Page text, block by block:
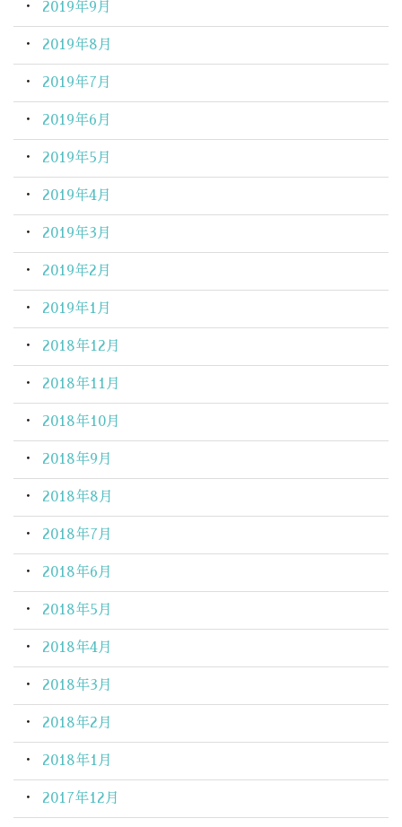
2019年9月
2019年8月
2019年7月
2019年6月
2019年5月
2019年4月
2019年3月
2019年2月
2019年1月
2018年12月
2018年11月
2018年10月
2018年9月
2018年8月
2018年7月
2018年6月
2018年5月
2018年4月
2018年3月
2018年2月
2018年1月
2017年12月